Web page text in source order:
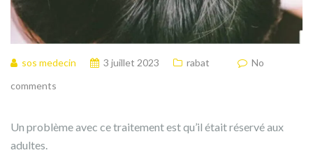
sos medecin 3 juillet 2023 rabat
No
comments
Un problème avec ce traitement est qu’il était réservé aux
adultes.